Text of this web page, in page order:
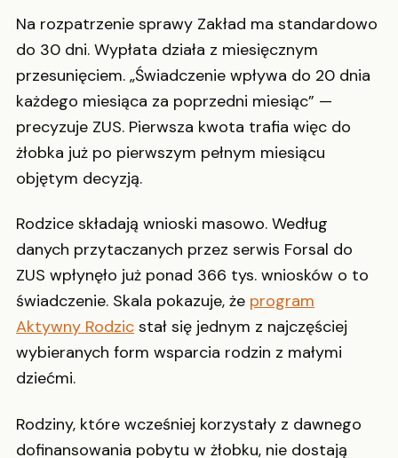
Na rozpatrzenie sprawy Zakład ma standardowo
do 30 dni. Wypłata działa z miesięcznym
przesunięciem. „Świadczenie wpływa do 20 dnia
każdego miesiąca za poprzedni miesiąc” —
precyzuje ZUS. Pierwsza kwota trafia więc do
żłobka już po pierwszym pełnym miesiącu
objętym decyzją.
Rodzice składają wnioski masowo. Według
danych przytaczanych przez serwis Forsal do
ZUS wpłynęło już ponad 366 tys. wniosków o to
świadczenie. Skala pokazuje, że program
Aktywny Rodzic stał się jednym z najczęściej
wybieranych form wsparcia rodzin z małymi
dziećmi.
Rodziny, które wcześniej korzystały z dawnego
dofinansowania pobytu w żłobku, nie dostają